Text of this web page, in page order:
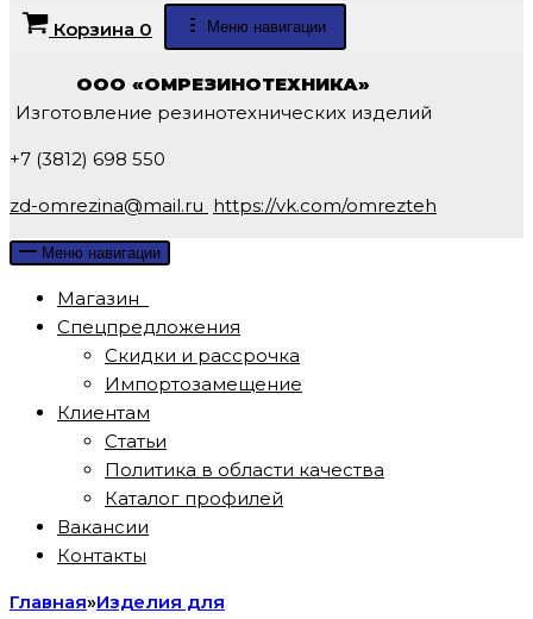
Корзина 0 Меню навигации
ООО «ОМРЕЗИНОТЕХНИКА»
Изготовление резинотехнических изделий
+7 (3812) 698 550
zd-omrezina@mail.ru https://vk.com/omrezteh
Меню навигации
Магазин
Спецпредложения
Скидки и рассрочка
Импортозамещение
Клиентам
Статьи
Политика в области качества
Каталог профилей
Вакансии
Контакты
Главная»Изделия для